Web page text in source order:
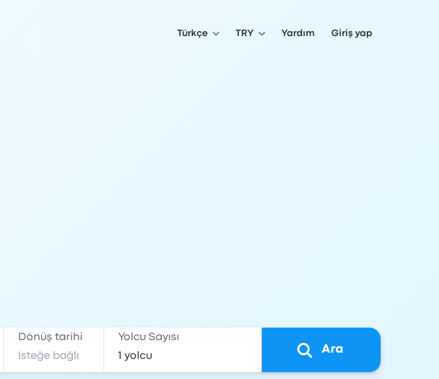
Türkçe TRY Yardım Giriş yap
Dönüş tarihi Yolcu Sayısı
Ara